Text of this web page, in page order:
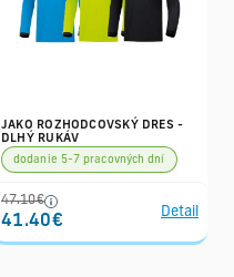
JAKO ROZHODCOVSKÝ DRES -
DLHÝ RUKÁV
dodanie 5-7 pracovných dní
47.10€
41.40€
Detail